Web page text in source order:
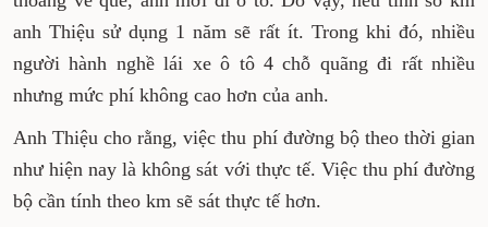
anh Thiệu sử dụng 1 năm sẽ rất ít. Trong khi đó, nhiều
người hành nghề lái xe ô tô 4 chỗ quãng đi rất nhiều
nhưng mức phí không cao hơn của anh.
Anh Thiệu cho rằng, việc thu phí đường bộ theo thời gian
như hiện nay là không sát với thực tế. Việc thu phí đường
bộ cần tính theo km sẽ sát thực tế hơn.